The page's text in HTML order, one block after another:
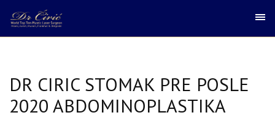
DR CIRIC STOMAK PRE POSLE
2020 ABDOMINOPLASTIKA